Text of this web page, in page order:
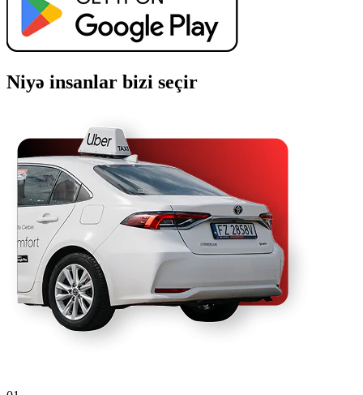
Niyə insanlar bizi seçir